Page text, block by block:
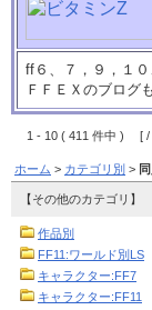
ff６、７，９，１
ＦＦＥＸのブログ
1 - 10 ( 411 件中 ) [ /
ホーム > カテゴリ別 >
【その他のカテゴリ】
作品別
FF11:ワールド別LS
キャラクター:FF7
キャラクター:FF11